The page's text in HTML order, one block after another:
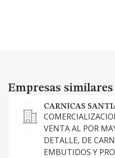
Empresas similares
Empresas similares
CARNICAS
VENTA AL POR
DETALLE, DE
EMBUTIDOS Y